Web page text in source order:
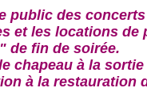
public des
et les locations de
de fin de soirée.
chapeau à la
à la restauration